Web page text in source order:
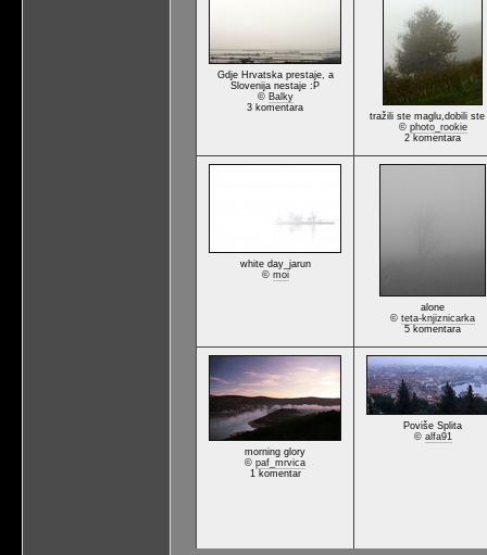
Gdje Hrvatska prestaje, a
Slovenija nestaje :P
© Balky
3 komentara
tražili ste maglu,dobili ste
© photo_rookie
2 komentara
white day_jarun
© moi
alone
© teta-knjiznicarka
5 komentara
morning glory
© paf_mrvica
1 komentar
Poviše Splita
© alfa91